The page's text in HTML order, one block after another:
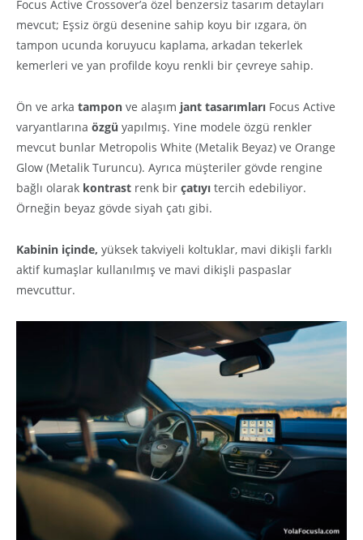
Focus Active Crossover’a özel benzersiz tasarım detayları
mevcut; Eşsiz örgü desenine sahip koyu bir ızgara, ön
tampon ucunda koruyucu kaplama, arkadan tekerlek
kemerleri ve yan profilde koyu renkli bir çevreye sahip.
Ön ve arka tampon ve alaşım jant tasarımları Focus Active
varyantlarına özgü yapılmış. Yine modele özgü renkler
mevcut bunlar Metropolis White (Metalik Beyaz) ve Orange
Glow (Metalik Turuncu). Ayrıca müşteriler gövde rengine
bağlı olarak kontrast renk bir çatıyı tercih edebiliyor.
Örneğin beyaz gövde siyah çatı gibi.
Kabinin içinde, yüksek takviyeli koltuklar, mavi dikişli farklı
aktif kumaşlar kullanılmış ve mavi dikişli paspaslar
mevcuttur.